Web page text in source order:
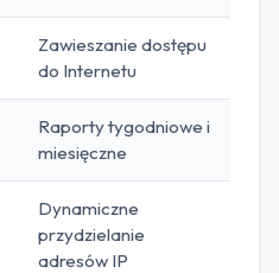
Zawieszanie dostępu
do Internetu
Raporty tygodniowe i
miesięczne
Dynamiczne
przydzielanie
adresów IP